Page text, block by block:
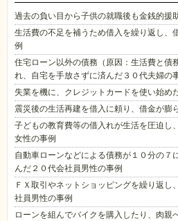
過去の負い目から子供の就職後も金銭的援
生活費の不足を補うため借入を繰り返し、
例
住宅ローン以外の債務（原因：生活費と債
れ、自宅を手放さずに済んだ３０代夫婦の
失業を機に、クレジットカードを使い始め
震災後の生活再建を借入に頼り、借金が膨
子どもの教育費等の借入れが生活を圧迫し
女性の事例
自動車ローンなどによる債務が１０分の７
んだ２０代会社員男性の事例
ＦＸ取引やネットショッピングを繰り返し
社員男性の事例
ローンを組んでバイクを購入したり、肉親